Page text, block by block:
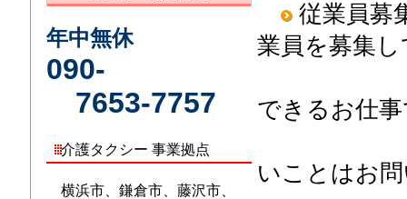
従業員
業員を募集
できるお仕
いことはお
年中無休
090-
7653-7757
介護タクシー 事業拠点
横浜市、鎌倉市、藤沢市、